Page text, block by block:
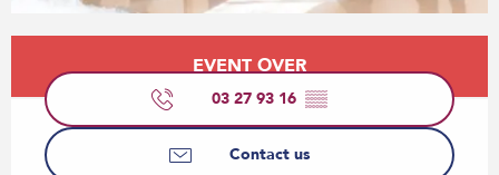
Opening hours & contact details
EVENT OVER
03 27 93 16 ▒▒
Contact us